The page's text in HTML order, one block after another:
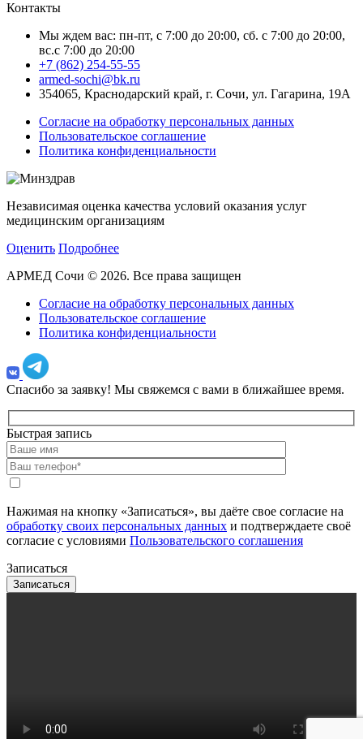
Контакты
Мы ждем вас: пн-пт, с 7:00 до 20:00, сб. с 7:00 до 20:00,
вс.с 7:00 до 20:00
+7 (862) 254-55-55
armed-sochi@bk.ru
354065, Краснодарский край, г. Сочи, ул. Гагарина, 19А
Согласие на обработку персональных данных
Пользовательское соглашение
Политика конфиденциальности
Независимая оценка качества условий оказания услуг
медицинским организациям
Оценить Подробнее
АРМЕД Сочи © 2026. Все права защищен
Согласие на обработку персональных данных
Пользовательское соглашение
Политика конфиденциальности
Спасибо за заявку! Мы свяжемся с вами в ближайшее время.
Быстрая запись
Нажимая на кнопку «Записаться», вы даёте свое согласие на
обработку своих персональных данных и подтверждаете своё
согласие с условиями Пользовательского соглашения
Записаться